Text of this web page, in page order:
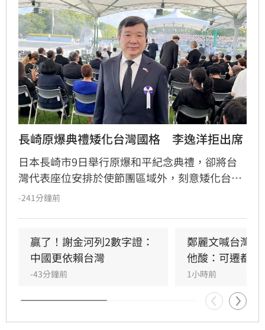
長崎原爆典禮矮化台灣國格　李逸洋拒出席
日本長崎市9日舉行原爆和平紀念典禮，卻將台
灣代表座位安排於使節團區域外，刻意矮化台灣
國格。駐日代表李逸洋對此表達強烈抗議與遺
法律戰的工具。他強調台灣長期熱愛和平，且台
日經貿與民間交流深厚，長崎市政府的親中舉動
背離兩國友好初衷。台灣雖曾透過外交途徑爭取
公平待遇，但對方執意矮化，我方因此決定降低
出席層級。李逸洋嚴正聲明，台灣是主權獨立國
家，與中國互不隸屬，對於長崎市政府屈從中國
-241分鐘前
贏了！謝金河列2數字證：
中國更依賴台灣
-43分鐘前
鄭麗文喊台灣
他酸：可遷都重
1小時前